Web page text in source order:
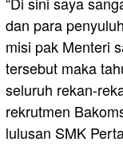
dan para
misi pak Menteri
tersebut maka
seluruh rekan-
rekrutmen
lulusan SMK